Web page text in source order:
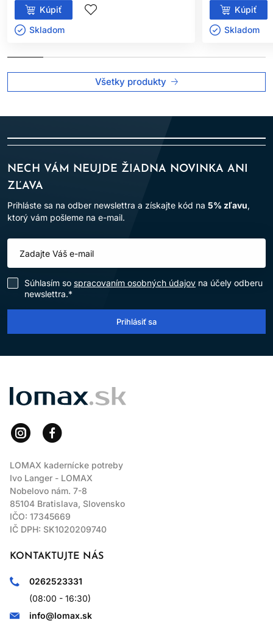
Kúpiť
Skladom ㅤ
Kúpiť
Skladom ㅤ
Všetky produkty
NECH VÁM NEUJDE ŽIADNA NOVINKA ANI
ZĽAVA
Prihláste sa na odber newslettra a získajte kód na 5% zľavu,
ktorý vám pošleme na e-mail.
Súhlasím so spracovaním osobných údajov na účely odberu
newslettra.*
Prihlásiť sa
LOMAX
LOMAX kadernícke potreby
Ivo Langer - LOMAX
Nobelovo nám. 7-8
85104 Bratislava, Slovensko
IČO: 17345669
IČ DPH: SK1020209740
KONTAKTUJTE NÁS
0262523331
(08:00 - 16:30)
info@lomax.sk